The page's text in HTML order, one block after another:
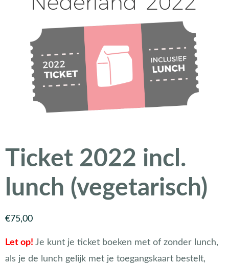
Ticket 2022 incl.
lunch (vegetarisch)
€75,00
Let op! Je kunt je ticket boeken met of zonder lunch,
als je de lunch gelijk met je toegangskaart bestelt,